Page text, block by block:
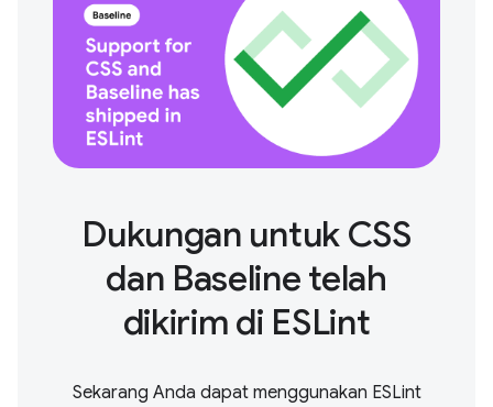
Dukungan untuk CSS
dan Baseline telah
dikirim di ESLint
Sekarang Anda dapat menggunakan ESLint